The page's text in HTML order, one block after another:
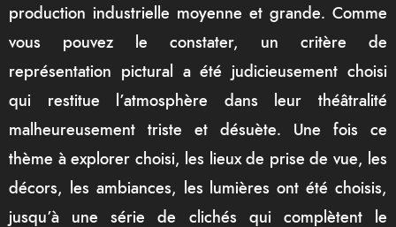
production industrielle moyenne et grande. Comme
vous pouvez le constater, un critère de
représentation pictural a été judicieusement choisi
qui restitue l’atmosphère dans leur théâtralité
malheureusement triste et désuète. Une fois ce
thème à explorer choisi, les lieux de prise de vue, les
décors, les ambiances, les lumières ont été choisis,
jusqu’à une série de clichés qui complètent le